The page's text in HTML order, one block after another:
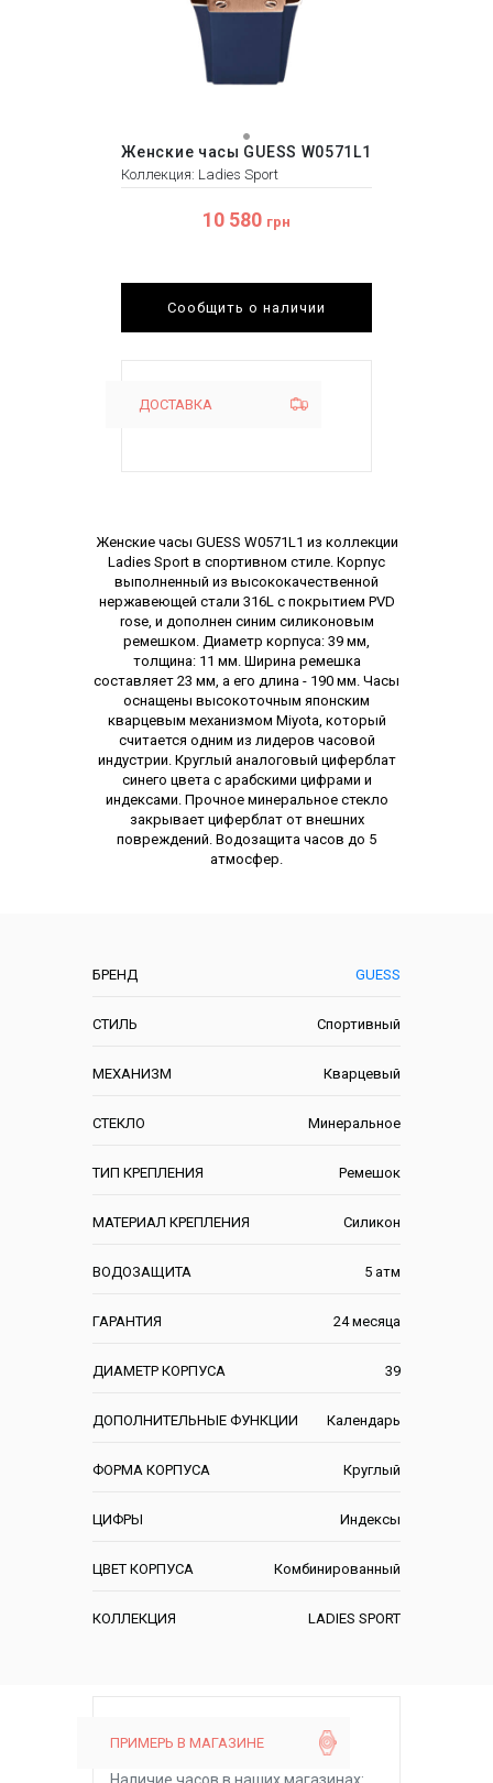
Женские часы GUESS W0571L1
Коллекция: Ladies Sport
10 580 грн
Сообщить о наличии
ДОСТАВКА
БРЕНД GUESS
СТИЛЬ Спортивный
МЕХАНИЗМ Кварцевый
СТЕКЛО Минеральное
ТИП КРЕПЛЕНИЯ Ремешок
МАТЕРИАЛ КРЕПЛЕНИЯ Силикон
ВОДОЗАЩИТА 5 атм
ГАРАНТИЯ 24 месяца
ДИАМЕТР КОРПУСА 39
ДОПОЛНИТЕЛЬНЫЕ ФУНКЦИИ Календарь
ФОРМА КОРПУСА Круглый
ЦИФРЫ Индексы
ЦВЕТ КОРПУСА Комбинированный
КОЛЛЕКЦИЯ LADIES SPORT
Описание
Женские часы GUESS W0571L1 из коллекции
Ladies Sport в спортивном стиле. Корпус
выполненный из высококачественной
нержавеющей стали 316L с покрытием PVD
rose, и дополнен синим силиконовым
ремешком. Диаметр корпуса: 39 мм,
толщина: 11 мм. Ширина ремешка
составляет 23 мм, а его длина - 190 мм. Часы
оснащены высокоточным японским
кварцевым механизмом Miyota, который
считается одним из лидеров часовой
индустрии. Круглый аналоговый циферблат
синего цвета с арабскими цифрами и
индексами. Прочное минеральное стекло
закрывает циферблат от внешних
повреждений. Водозащита часов до 5
атмосфер.
ПРИМЕРЬ В МАГАЗИНЕ